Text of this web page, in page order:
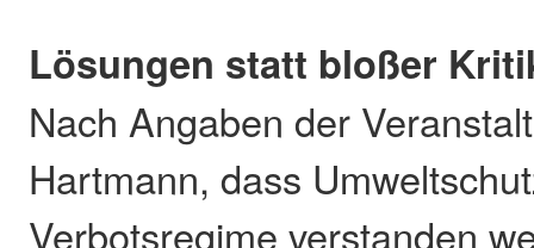
Lösungen statt bloßer
Nach Angaben der
Hartmann, dass
Verbotsregime verstanden